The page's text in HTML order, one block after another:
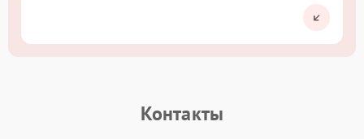
Контакты